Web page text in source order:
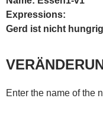
Expressions:
Gerd ist nicht
Enter the name of the